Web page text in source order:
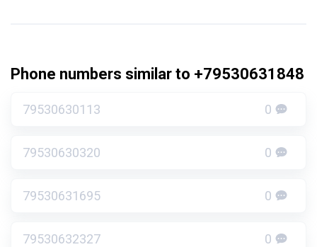
Phone numbers similar to +79530631848
79530630113 0
79530630320 0
79530631695 0
79530632327 0